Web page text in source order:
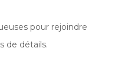
pour rejoindre
de détails.